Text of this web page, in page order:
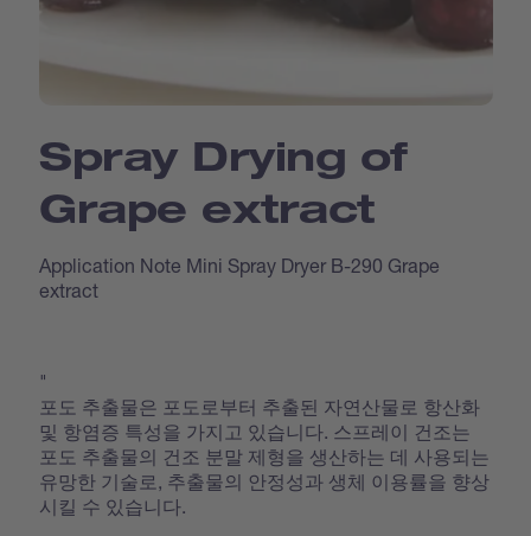
Spray Drying of
Grape extract
Application Note Mini Spray Dryer B-290 Grape
extract
"
포도 추출물은 포도로부터 추출된 자연산물로 항산화
및 항염증 특성을 가지고 있습니다. 스프레이 건조는
포도 추출물의 건조 분말 제형을 생산하는 데 사용되는
유망한 기술로, 추출물의 안정성과 생체 이용률을 향상
시킬 수 있습니다.